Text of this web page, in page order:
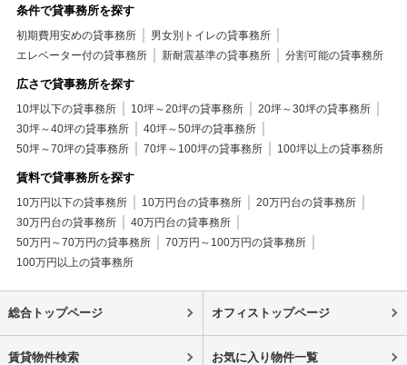
条件で貸事務所を探す
初期費用安めの貸事務所
男女別トイレの貸事務所
エレベーター付の貸事務所
新耐震基準の貸事務所 分割可能の貸事務所
広さで貸事務所を探す
10坪以下の貸事務所 10坪～20坪の貸事務所
20坪～30坪の貸事務所
30坪～40坪の貸事務所
40坪～50坪の貸事務所
50坪～70坪の貸事務所
70坪～100坪の貸事務所 100坪以上の貸事務所
賃料で貸事務所を探す
10万円以下の貸事務所 10万円台の貸事務所
20万円台の貸事務所
30万円台の貸事務所
40万円台の貸事務所
50万円～70万円の貸事務所
70万円～100万円の貸事務所
100万円以上の貸事務所
総合トップページ オフィストップページ
賃貸物件検索 お気に入り物件一覧